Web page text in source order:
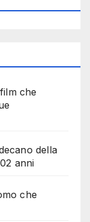
che
della
anni
che